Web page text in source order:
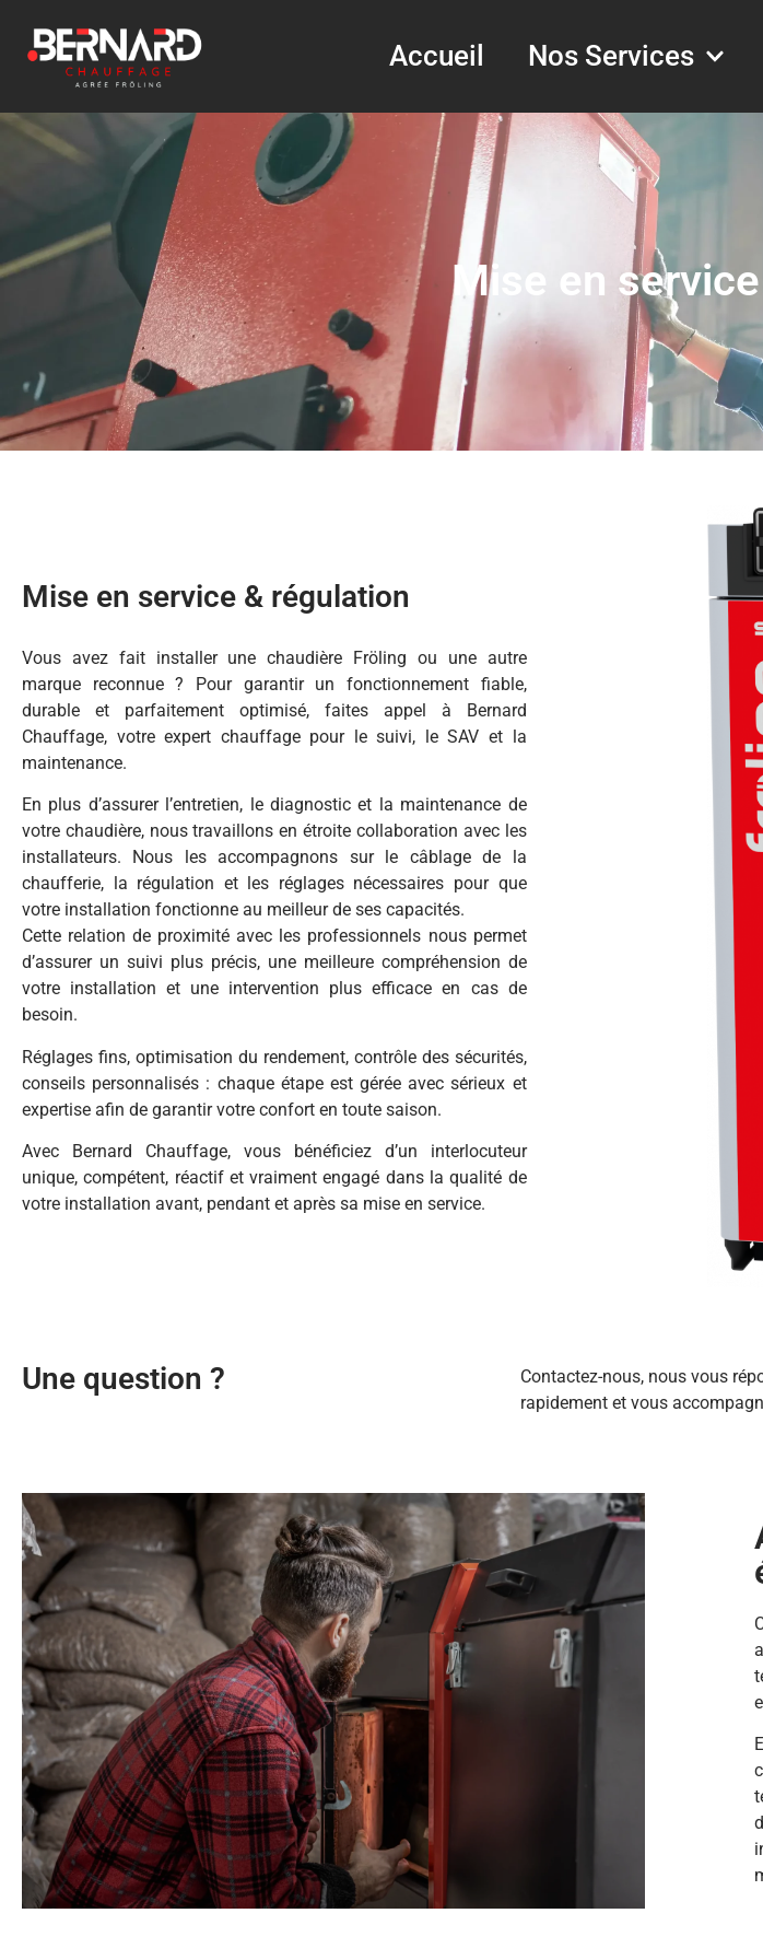
Accueil Nos Services
Mise en
Mise en service & régulation
Vous avez fait installer une chaudière Fröling ou une autre
marque reconnue ? Pour garantir un fonctionnement fiable,
durable et parfaitement optimisé, faites appel à Bernard
Chauffage, votre expert chauffage pour le suivi, le SAV et la
maintenance.
En plus d’assurer l’entretien, le diagnostic et la maintenance de
votre chaudière, nous travaillons en étroite collaboration avec les
installateurs. Nous les accompagnons sur le câblage de la
chaufferie, la régulation et les réglages nécessaires pour que
votre installation fonctionne au meilleur de ses capacités.
Cette relation de proximité avec les professionnels nous permet
d’assurer un suivi plus précis, une meilleure compréhension de
votre installation et une intervention plus efficace en cas de
besoin.
Réglages fins, optimisation du rendement, contrôle des sécurités,
conseils personnalisés : chaque étape est gérée avec sérieux et
expertise afin de garantir votre confort en toute saison.
Avec Bernard Chauffage, vous bénéficiez d’un interlocuteur
unique, compétent, réactif et vraiment engagé dans la qualité de
votre installation avant, pendant et après sa mise en service.
Une question ?
Contactez-nous, nous vous
rapidement et vous